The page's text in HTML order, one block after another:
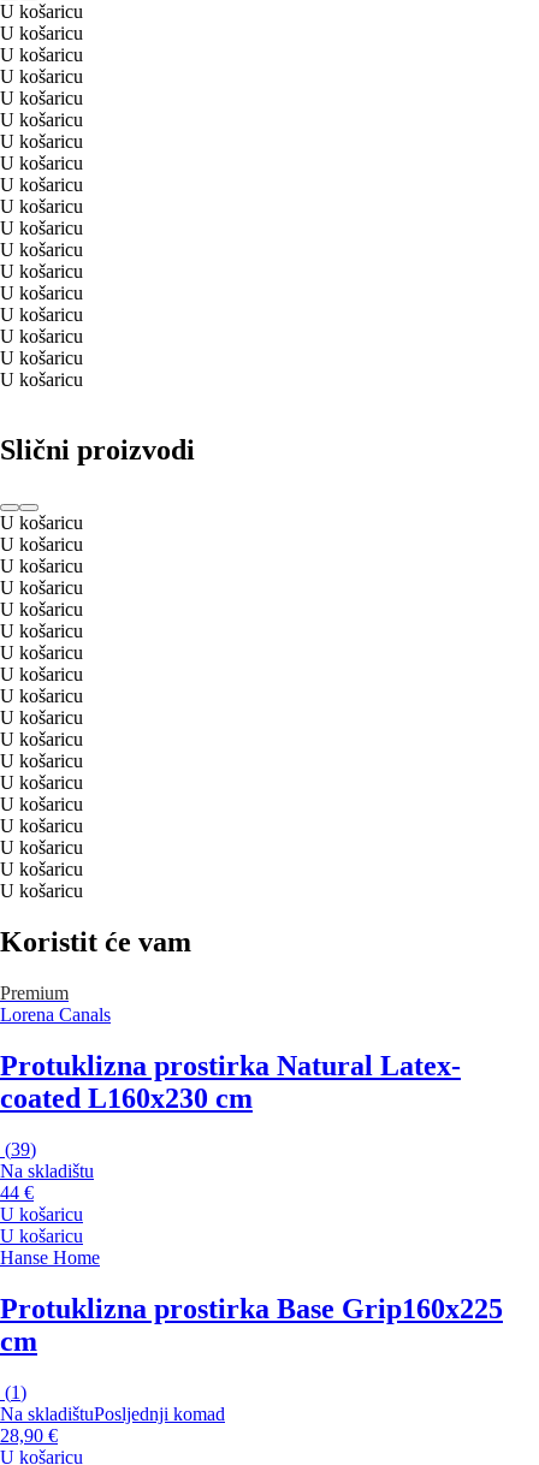
U košaricu
U košaricu
U košaricu
U košaricu
U košaricu
U košaricu
U košaricu
U košaricu
U košaricu
U košaricu
U košaricu
U košaricu
U košaricu
U košaricu
U košaricu
U košaricu
U košaricu
U košaricu
Slični proizvodi
U košaricu
U košaricu
U košaricu
U košaricu
U košaricu
U košaricu
U košaricu
U košaricu
U košaricu
U košaricu
U košaricu
U košaricu
U košaricu
U košaricu
U košaricu
U košaricu
U košaricu
U košaricu
Koristit će vam
Premium
Lorena Canals
Protuklizna prostirka Natural Latex-
coated L160x230 cm
(39)
Na skladištu
44 €
U košaricu
U košaricu
Hanse Home
Protuklizna prostirka Base Grip160x225
cm
(1)
Na skladištuPosljednji komad
28,90 €
U košaricu